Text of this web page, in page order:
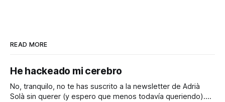
READ MORE
He hackeado mi cerebro
No, tranquilo, no te has suscrito a la newsletter de Adrià
Solà sin querer (y espero que menos todavía queriendo).